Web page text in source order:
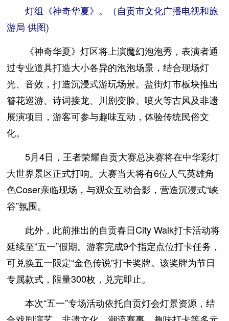
灯组《神奇华夏》。（自贡市文化广播电视和旅
游局 供图)
《神奇华夏》灯区将上演魔幻泡泡秀，表演者通
过专业道具打造大小各异的泡泡场景，结合现场灯
光、音效，打造沉浸式游玩场景。盐街灯市板块推出
簪花巡游、诗词接龙、川剧变脸、喷火等古风及非遗
展演项目，游客可参与趣味互动，体验传统民俗文
化。
5月4日，王者荣耀自贡大赛总决赛将在中华彩灯
大世界景区正式打响。大赛当天将有6位人气英雄角
色Coser亲临现场，与观众互动合影，营造沉浸式“峡
谷”氛围。
此外，此前推出的自贡春日City Walk打卡活动将
延续至“五一”假期。游客完成9个指定点位打卡任务，
可兑换五一限定“金色传说”打卡奖牌。该奖牌为节日
专属款式，限量300枚，兑完即止。
本次“五一”专场活动依托自贡灯会灯景资源，结